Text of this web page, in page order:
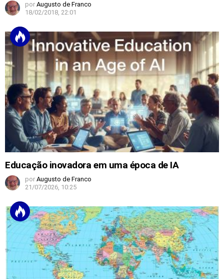
por Augusto de Franco
18/02/2018, 22:01
Educação inovadora em uma época de IA
por Augusto de Franco
21/07/2026, 10:25